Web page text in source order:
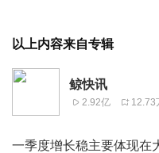
覆地的改变，手机逐渐发
数据“分身”在微信、微博
爱优”娱乐，在滴滴、
生活的各个方面，AI更以
直行业。
以上内容来自专辑
鲸快讯
2.92亿 12.73